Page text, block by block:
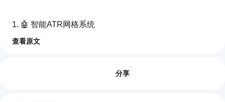
1. 🤖 智能ATR网格系统
基于波动性的动态网格 - 根据ATR自动调整网格大小
自适应交易量 - 根据市场状况调整仓位大小
查看原文
分享